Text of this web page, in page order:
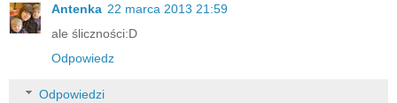
Antenka 22 marca 2013 21:59
ale śliczności:D
Odpowiedz
Odpowiedzi